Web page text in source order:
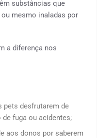
substâncias que
mesmo inaladas por
a diferença nos
pets desfrutarem de
fuga ou acidentes;
aos donos por saberem